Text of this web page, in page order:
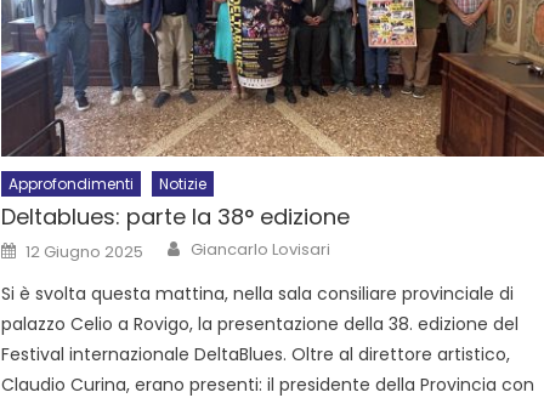
Approfondimenti Notizie
Deltablues: parte la 38° edizione
12 Giugno 2025 Giancarlo Lovisari
Si è svolta questa mattina, nella sala consiliare provinciale di
palazzo Celio a Rovigo, la presentazione della 38. edizione del
Festival internazionale DeltaBlues. Oltre al direttore artistico,
Claudio Curina, erano presenti: il presidente della Provincia con